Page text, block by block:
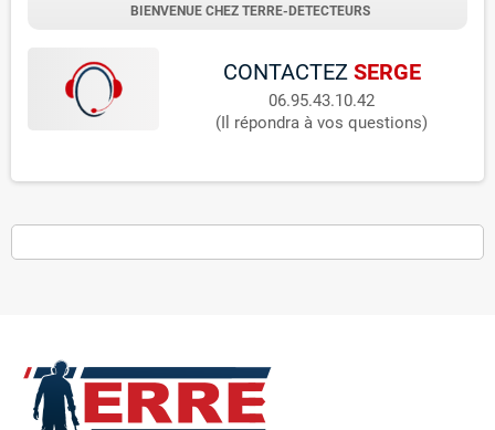
BIENVENUE CHEZ TERRE-DETECTEURS
CONTACTEZ SERGE
06.95.43.10.42
(Il répondra à vos questions)